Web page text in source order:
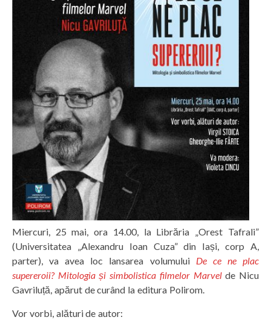
Miercuri, 25 mai, ora 14.00, la Librăria „Orest Tafrali”
(Universitatea „Alexandru Ioan Cuza” din Iași, corp A,
parter), va avea loc lansarea volumului De ce ne plac
supereroii? Mitologia și simbolistica filmelor Marvelde Nicu
Gavriluță, apărut de curând la editura Polirom.
Vor vorbi, alături de autor: